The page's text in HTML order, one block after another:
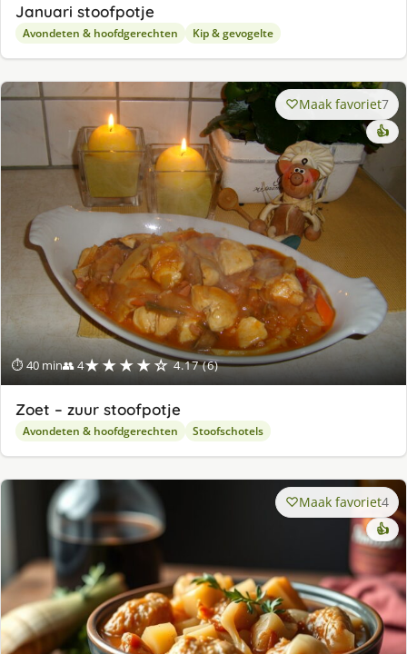
Januari stoofpotje
Avondeten & hoofdgerechten Kip & gevogelte
⏱ 40 min👥 4★★★★☆ 4.17 (6)
Maak favoriet7
👍
Zoet – zuur stoofpotje
Avondeten & hoofdgerechten Stoofschotels
Maak favoriet4
👍